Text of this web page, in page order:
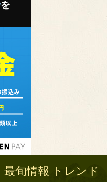
旬情報 トレンド